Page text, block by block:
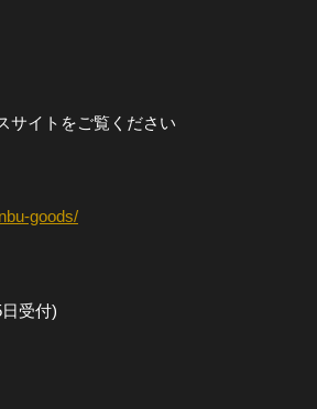
サイトをご覧ください
goods/
受付)